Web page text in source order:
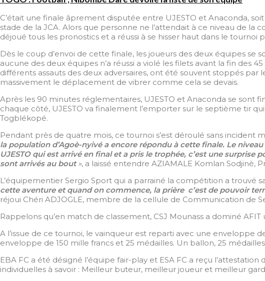
C’était une finale âprement disputée entre UJESTO et Anaconda,
stade de la JCA. Alors que personne ne l’attendait à ce niveau de
déjoué tous les pronostics et a réussi à se hisser haut dans le tournoi
Dès le coup d’envoi de cette finale, les joueurs des deux équipes
aucune des deux équipes n’a réussi a violé les filets avant la fin des
différents assauts des deux adversaires, ont été souvent stoppés par
massivement le déplacement de vibrer comme cela se devais.
Après les 90 minutes réglementaires, UJESTO et Anaconda se sont
chaque côté, UJESTO va finalement l’emporter sur le septième tir
Togblékopé.
Pendant près de quatre mois, ce tournoi s’est déroulé sans incident
la population d’Agoè-nyivé a encore répondu à cette finale. Le
UJESTO qui est arrivé en final et a pris le trophée, c’est une
sont arrivés au bout», a laissé entendre AZIAMALE Komlan Sodjinè,
L’équipementier Sergio Sport qui a parrainé la compétition a trouvé
cette aventure et quand on commence, la prière c’est de pouvoir
réjoui Chéri ADJOGLE, membre de la cellule de Communication de
Rappelons qu’en match de classement, CSJ Mounass a dominé AFIT
A l’issue de ce tournoi, le vainqueur est reparti avec une enveloppe
enveloppe de 150 mille francs et 25 médailles. Un ballon, 25
EBA FC a été désigné l’équipe fair-play et ESA FC a reçu
individuelles à savoir : Meilleur buteur, meilleur joueur et meilleur